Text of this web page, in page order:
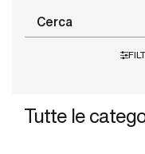
Tutte le